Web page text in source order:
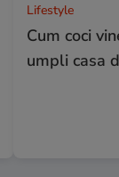
Lifestyle
Cum coci
umpli casa